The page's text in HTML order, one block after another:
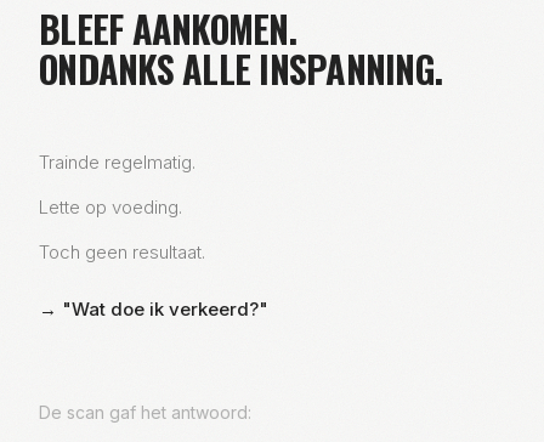
BLEEF AANKOMEN.
ONDANKS ALLE INSPANNING.
Trainde regelmatig.
Lette op voeding.
Toch geen resultaat.
→ "Wat doe ik verkeerd?"
De scan gaf het antwoord: